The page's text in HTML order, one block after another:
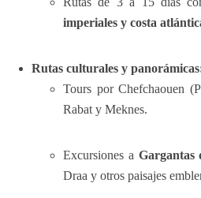
imperiales y costa
Rutas culturales y
Tours por Chefchaouen
Rabat y Meknes.
Excursiones a Gargantas
Draa y otros paisajes